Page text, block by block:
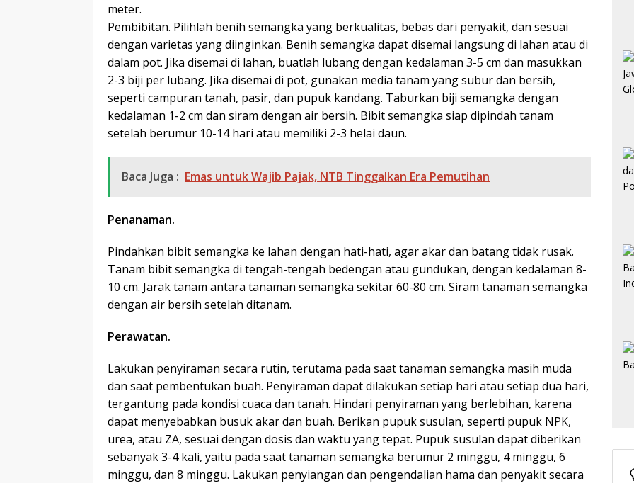
meter.
Pembibitan. Pilihlah benih semangka yang berkualitas, bebas dari penyakit, dan sesuai
dengan varietas yang diinginkan. Benih semangka dapat disemai langsung di lahan atau di
dalam pot. Jika disemai di lahan, buatlah lubang dengan kedalaman 3-5 cm dan masukkan
2-3 biji per lubang. Jika disemai di pot, gunakan media tanam yang subur dan bersih,
seperti campuran tanah, pasir, dan pupuk kandang. Taburkan biji semangka dengan
kedalaman 1-2 cm dan siram dengan air bersih. Bibit semangka siap dipindah tanam
setelah berumur 10-14 hari atau memiliki 2-3 helai daun.
Baca Juga : Emas untuk Wajib Pajak, NTB Tinggalkan Era Pemutihan
Penanaman.
Pindahkan bibit semangka ke lahan dengan hati-hati, agar akar dan batang tidak rusak.
Tanam bibit semangka di tengah-tengah bedengan atau gundukan, dengan kedalaman 8-
10 cm. Jarak tanam antara tanaman semangka sekitar 60-80 cm. Siram tanaman semangka
dengan air bersih setelah ditanam.
Perawatan.
Lakukan penyiraman secara rutin, terutama pada saat tanaman semangka masih muda
dan saat pembentukan buah. Penyiraman dapat dilakukan setiap hari atau setiap dua hari,
tergantung pada kondisi cuaca dan tanah. Hindari penyiraman yang berlebihan, karena
dapat menyebabkan busuk akar dan buah. Berikan pupuk susulan, seperti pupuk NPK,
urea, atau ZA, sesuai dengan dosis dan waktu yang tepat. Pupuk susulan dapat diberikan
sebanyak 3-4 kali, yaitu pada saat tanaman semangka berumur 2 minggu, 4 minggu, 6
minggu, dan 8 minggu. Lakukan penyiangan dan pengendalian hama dan penyakit secara